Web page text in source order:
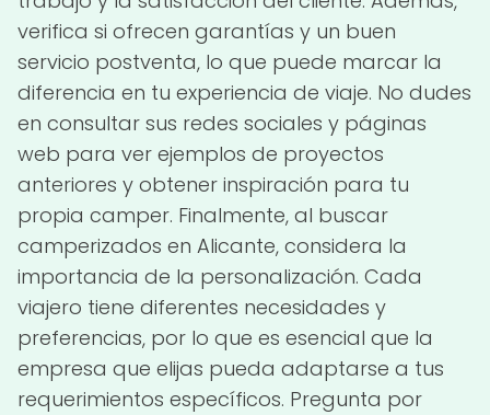
verifica si ofrecen garantías y un buen
servicio postventa, lo que puede marcar la
diferencia en tu experiencia de viaje. No dudes
en consultar sus redes sociales y páginas
web para ver ejemplos de proyectos
anteriores y obtener inspiración para tu
propia camper. Finalmente, al buscar
camperizados en Alicante, considera la
importancia de la personalización. Cada
viajero tiene diferentes necesidades y
preferencias, por lo que es esencial que la
empresa que elijas pueda adaptarse a tus
requerimientos específicos. Pregunta por